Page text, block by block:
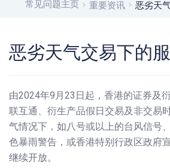
常见问题主页 重要资讯 恶劣天
恶劣天气交易下的
由2024年9月23日起，香港的证券及
联互通、衍生产品假日交易及非交易
气情况下，如八号或以上的台风信号
色暴雨警告，或香港特别行政区政府
继续开放。